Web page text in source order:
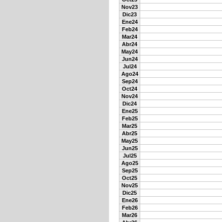
Nov23
Dic23
Ene24
Feb24
Mar24
Abr24
May24
Jun24
Jul24
Ago24
Sep24
Oct24
Nov24
Dic24
Ene25
Feb25
Mar25
Abr25
May25
Jun25
Jul25
Ago25
Sep25
Oct25
Nov25
Dic25
Ene26
Feb26
Mar26